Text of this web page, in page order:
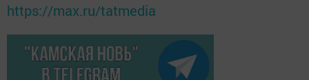
https://max.ru/tatmedia